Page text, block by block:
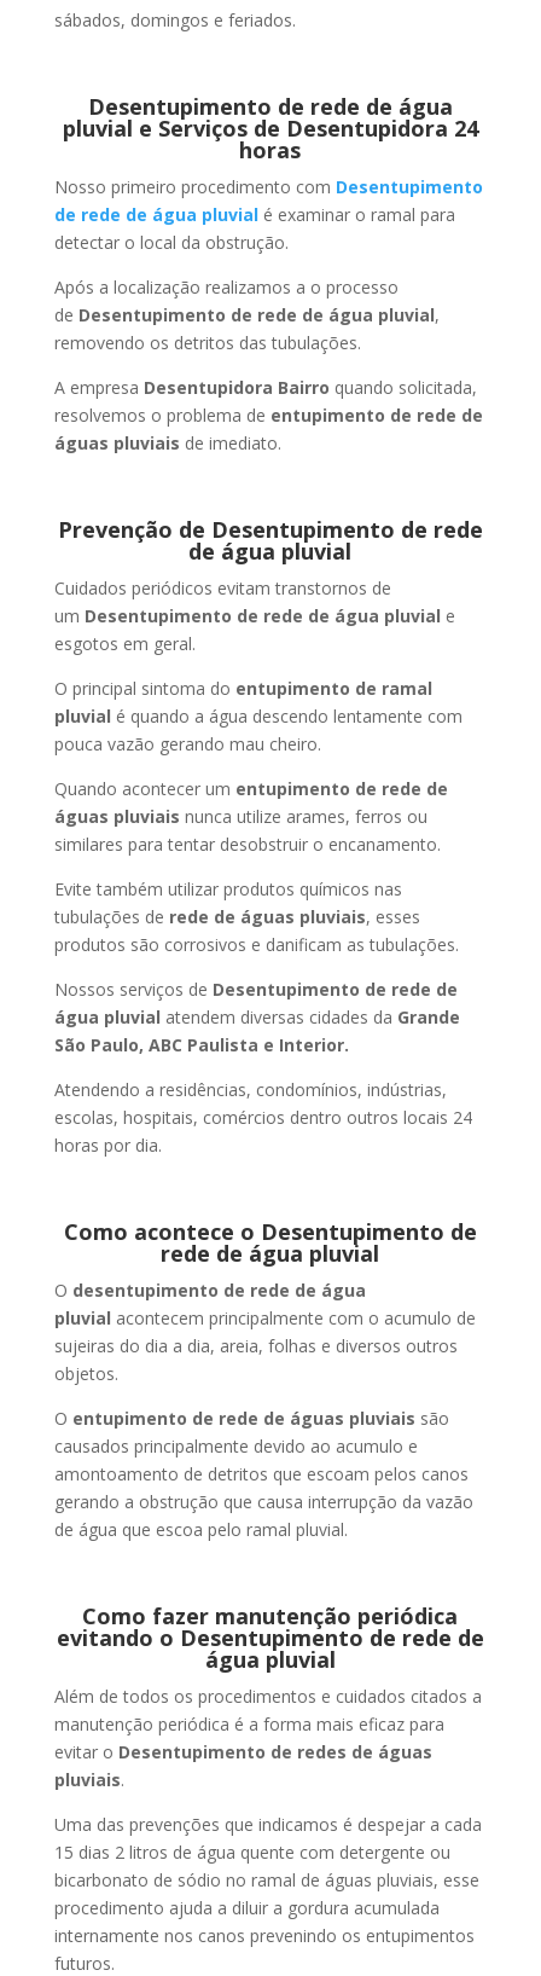
sábados, domingos e feriados.
Desentupimento de rede de água
pluvial e Serviços de Desentupidora 24
horas
Nosso primeiro procedimento com Desentupimento
de rede de água pluvialé examinar o ramal para
detectar o local da obstrução.
Após a localização realizamos a o processo
de Desentupimento de rede de água pluvial,
removendo os detritos das tubulações.
A empresa Desentupidora Bairro quando solicitada,
resolvemos o problema de entupimento de rede de
águas pluviais de imediato.
Prevenção de Desentupimento de rede
de água pluvial
Cuidados periódicos evitam transtornos de
um Desentupimento de rede de água pluvial e
esgotos em geral.
O principal sintoma do entupimento de ramal
pluvial é quando a água descendo lentamente com
pouca vazão gerando mau cheiro.
Quando acontecer um entupimento de rede de
águas pluviais nunca utilize arames, ferros ou
similares para tentar desobstruir o encanamento.
Evite também utilizar produtos químicos nas
tubulações de rede de águas pluviais, esses
produtos são corrosivos e danificam as tubulações.
Nossos serviços de Desentupimento de rede de
água pluvial atendem diversas cidades da Grande
São Paulo, ABC Paulista e Interior.
Atendendo a residências, condomínios, indústrias,
escolas, hospitais, comércios dentro outros locais 24
horas por dia.
Como acontece o Desentupimento de
rede de água pluvial
O desentupimento de rede de água
pluvial acontecem principalmente com o acumulo de
sujeiras do dia a dia, areia, folhas e diversos outros
objetos.
O entupimento de rede de águas pluviais são
causados principalmente devido ao acumulo e
amontoamento de detritos que escoam pelos canos
gerando a obstrução que causa interrupção da vazão
de água que escoa pelo ramal pluvial.
Como fazer manutenção periódica
evitando o Desentupimento de rede de
água pluvial
Além de todos os procedimentos e cuidados citados a
manutenção periódica é a forma mais eficaz para
evitar o Desentupimento de redes de águas
pluviais.
Uma das prevenções que indicamos é despejar a cada
15 dias 2 litros de água quente com detergente ou
bicarbonato de sódio no ramal de águas pluviais, esse
procedimento ajuda a diluir a gordura acumulada
internamente nos canos prevenindo os entupimentos
futuros.